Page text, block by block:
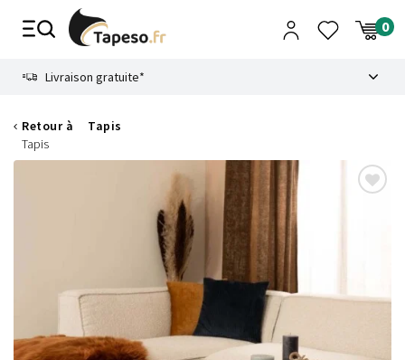
Livraison gratuite*
Retour à
Tapis
Tapis